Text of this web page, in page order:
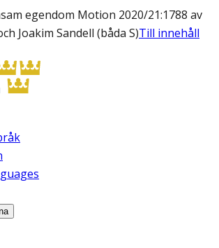
egendom Motion 2020/21:1788 av
Joakim Sandell (båda S)Till innehåll